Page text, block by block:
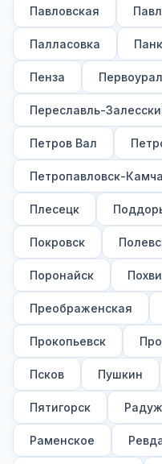
Павловская
Палласовка
Пенза
Переславль-
Петров Вал
Петропавловск-
Плесецк
Покровск
Поронайск
Преображенская
Прокопьевск
Псков Пушкин
Пятигорск
Раменское